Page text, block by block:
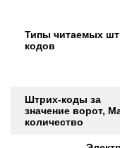
Типы читаемых
кодов
Штрих-коды за
значение ворот,
количество